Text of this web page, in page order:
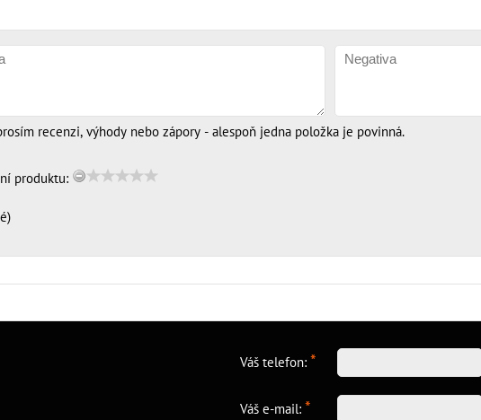
recenzi, výhody nebo zápory - alespoň jedna položka je povinná.
produktu:
Váš telefon: *
Váš e-mail: *